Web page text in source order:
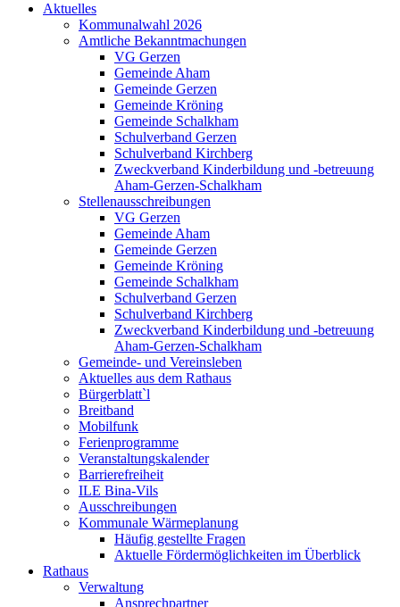
Aktuelles
Kommunalwahl 2026
Amtliche Bekanntmachungen
VG Gerzen
Gemeinde Aham
Gemeinde Gerzen
Gemeinde Kröning
Gemeinde Schalkham
Schulverband Gerzen
Schulverband Kirchberg
Zweckverband Kinderbildung und -betreuung
Aham-Gerzen-Schalkham
Stellenausschreibungen
VG Gerzen
Gemeinde Aham
Gemeinde Gerzen
Gemeinde Kröning
Gemeinde Schalkham
Schulverband Gerzen
Schulverband Kirchberg
Zweckverband Kinderbildung und -betreuung
Aham-Gerzen-Schalkham
Gemeinde- und Vereinsleben
Aktuelles aus dem Rathaus
Bürgerblatt`l
Breitband
Mobilfunk
Ferienprogramme
Veranstaltungskalender
Barrierefreiheit
ILE Bina-Vils
Ausschreibungen
Kommunale Wärmeplanung
Häufig gestellte Fragen
Aktuelle Fördermöglichkeiten im Überblick
Rathaus
Verwaltung
Ansprechpartner